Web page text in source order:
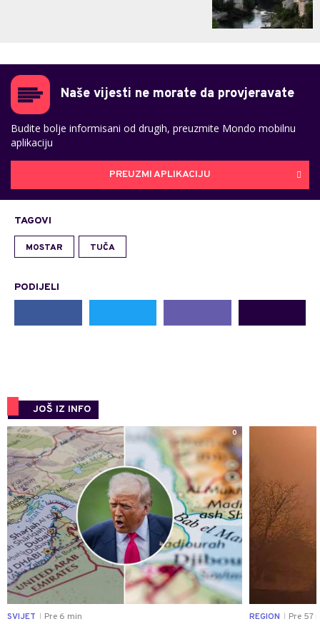
Naše vijesti ne morate da provjeravate
Budite bolje informisani od drugih, preuzmite Mondo mobilnu
aplikaciju
PREUZMI APLIKACIJU
TAGOVI
MOSTAR TUČA
PODIJELI
JOŠ IZ INFO
0
SVIJET Pre 6 min REGION Pre 57